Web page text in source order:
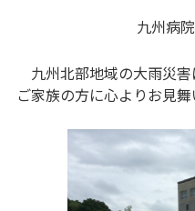
九州病
九州北部地域の大雨災
ご家族の方に心よりお見舞